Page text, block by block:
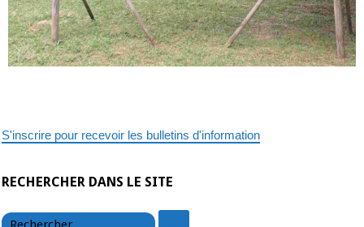
S'inscrire pour recevoir les bulletins d'information
RECHERCHER DANS LE SITE